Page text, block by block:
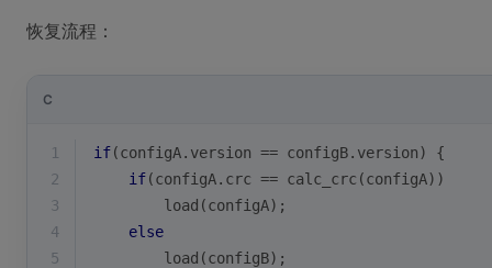
恢复流程：
C
1 if(configA.version == configB.version) {
2
if(configA.crc == calc_crc(configA))
3
        load(configA);
4
else
5
        load(configB);